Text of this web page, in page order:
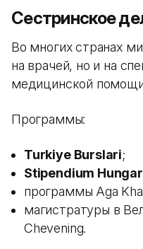
Сестринское
Во многих странах
на врачей, но и на
медицинской
Программы:
Turkiye Burslari;
Stipendium
программы Aga
магистратуры в
Chevening.